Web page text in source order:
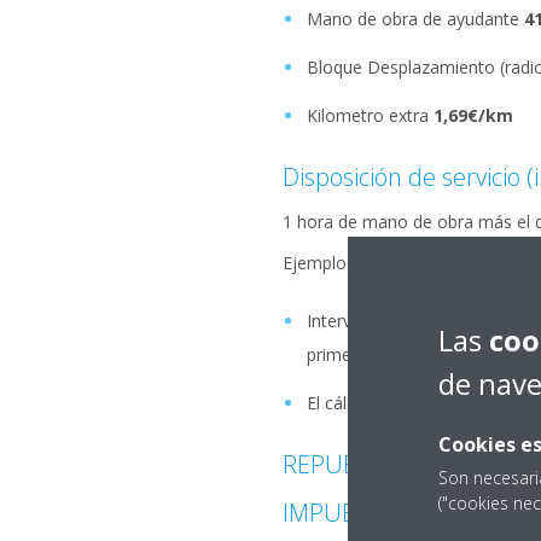
Mano de obra de ayudante
Bloque Desplazamiento
Kilometro extra 1,69€/km
Disposición de servicio
1 hora de mano de obra más el
Ejemplo facturación
Intervención a 40 km de
primeros 30 km más la
El cálculo será 40 km -30 km
REPUESTOS Y
IMPUESTOS: IVA
Las
de
Cookies
Son
("cookies